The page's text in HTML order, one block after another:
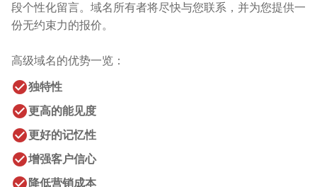
段个性化留言。域名所有者将尽快与您联系，并为您提供一
份无约束力的报价。
高级域名的优势一览：
check_circle独特性
check_circle更高的能见度
check_circle更好的记忆性
check_circle增强客户信心
check_circle 降低营销成本